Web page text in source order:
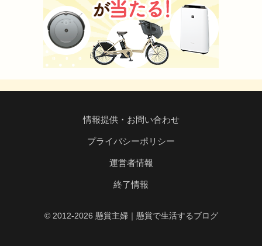
情報提供・お問い合わせ
プライバシーポリシー
運営者情報
終了情報
© 2012-2026 懸賞主婦｜懸賞で生活するブログ